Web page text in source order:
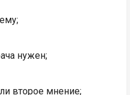
нужен;
второе мнение;